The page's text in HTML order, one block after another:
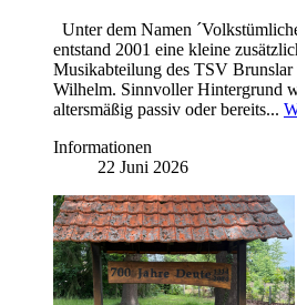
Unter dem Namen
entstand 2001 eine kleine
Musikabteilung des TSV
Wilhelm. Sinnvoller Hintergrund
altersmäßig passiv oder bereits...
Informationen
22 Juni 2026